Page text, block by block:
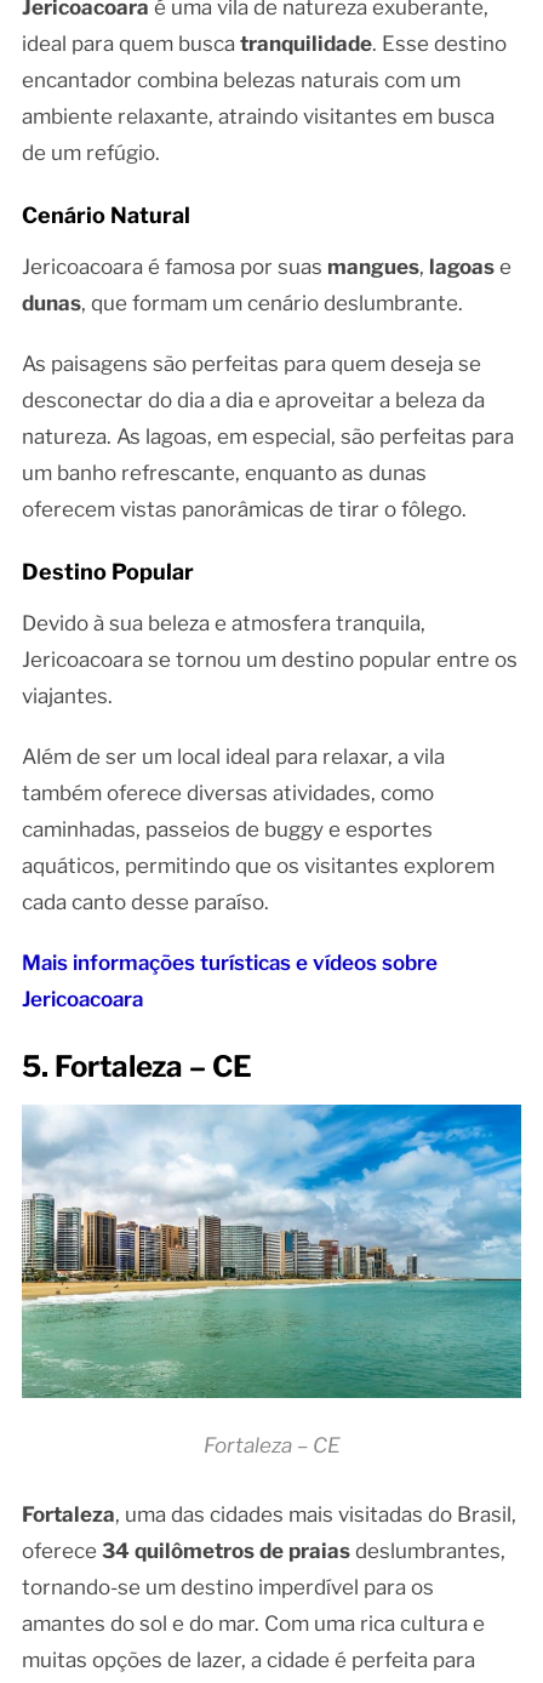
Jericoacoara é uma vila de natureza exuberante,
ideal para quem busca tranquilidade. Esse destino
encantador combina belezas naturais com um
ambiente relaxante, atraindo visitantes em busca
de um refúgio.
Cenário Natural
Jericoacoara é famosa por suas mangues, lagoase
dunas, que formam um cenário deslumbrante.
As paisagens são perfeitas para quem deseja se
desconectar do dia a dia e aproveitar a beleza da
natureza. As lagoas, em especial, são perfeitas para
um banho refrescante, enquanto as dunas
oferecem vistas panorâmicas de tirar o fôlego.
Destino Popular
Devido à sua beleza e atmosfera tranquila,
Jericoacoara se tornou um destino popular entre os
viajantes.
Além de ser um local ideal para relaxar, a vila
também oferece diversas atividades, como
caminhadas, passeios de buggy e esportes
aquáticos, permitindo que os visitantes explorem
cada canto desse paraíso.
Mais informações turísticas e vídeos sobre
Jericoacoara
5. Fortaleza – CE
Fortaleza – CE
Fortaleza, uma das cidades mais visitadas do Brasil,
oferece 34 quilômetros de praiasdeslumbrantes,
tornando-se um destino imperdível para os
amantes do sol e do mar. Com uma rica cultura e
muitas opções de lazer, a cidade é perfeita para